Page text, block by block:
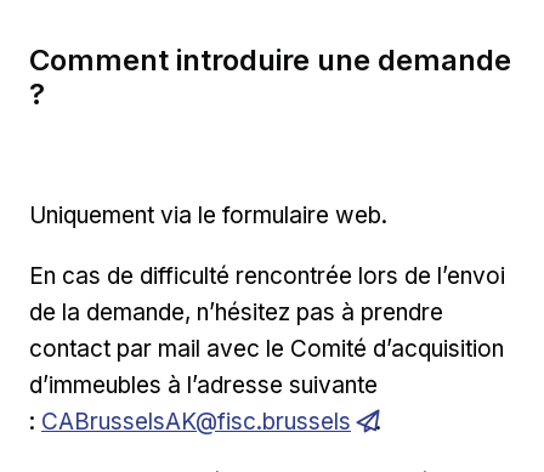
Comment introduire une demande
?
Uniquement via le formulaire web.
En cas de difficulté rencontrée lors de l’envoi
de la demande, n’hésitez pas à prendre
contact par mail avec le Comité d’acquisition
d’immeubles à l’adresse suivante
: CABrusselsAK@fisc.brussels .